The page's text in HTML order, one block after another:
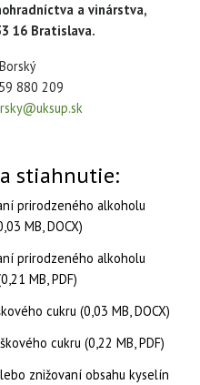
a vinárstva,
16 Bratislava.
880 209
stiahnutie:
prirodzeného alkoholu
MB, DOCX)
prirodzeného alkoholu
MB, PDF)
cukru (0,03 MB, DOCX)
cukru (0,22 MB, PDF)
znižovaní obsahu kyselín